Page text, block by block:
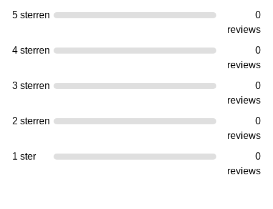
5 sterren
0
reviews
4 sterren
0
reviews
3 sterren
0
reviews
2 sterren
0
reviews
1 ster
0
reviews